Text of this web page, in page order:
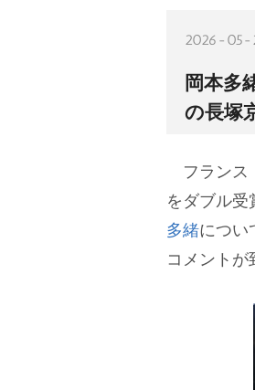
2026-05-
岡本多
の長塚
フランス
をダブル受
多緒につい
コメントが